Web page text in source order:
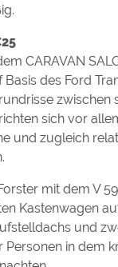
CARAVAN
des Ford
zwischen
sich vor
und zugleich
mit dem V
Kastenwagen
und
Personen in dem